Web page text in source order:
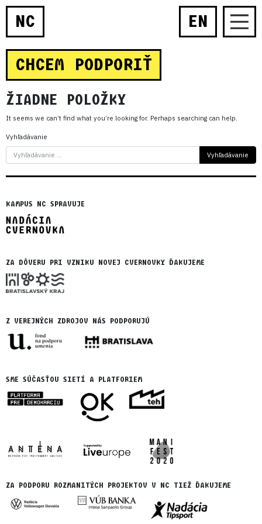
NC EN
CHCEM PODPORIŤ
ŽIADNE POLOŽKY
It seems we can’t find what you’re looking for. Perhaps searching can help.
Vyhľadávanie
KAMPUS NC SPRAVUJE
ZA DÔVERU PRI VZNIKU NOVEJ CVERNOVKY ĎAKUJEME
Z VEREJNÝCH ZDROJOV NÁS PODPORUJÚ
SME SÚČASŤOU SIETÍ A PLATFORIEM
ZA PODPORU ROZMANITÝCH PROJEKTOV V NC TIEŽ ĎAKUJEME